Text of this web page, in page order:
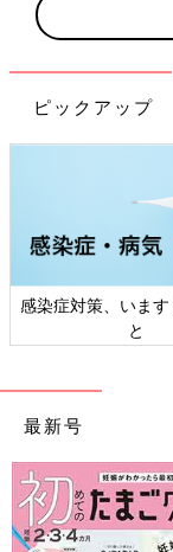
ピックアップ
感染症対策、います
と
最新号